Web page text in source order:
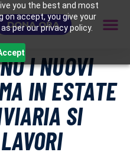
you the best and most
on accept, you give your
per our privacy policy.
DONA ORA
I NUOVI
IN ESTATE
SI